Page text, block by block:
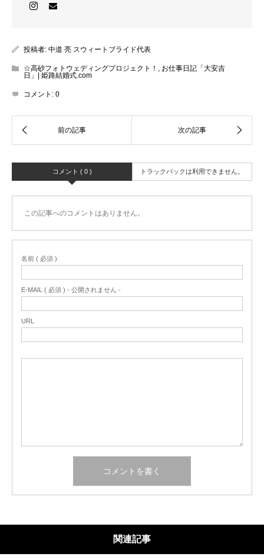
投稿者: 中道 亮 スウィートブライド代表
☆高砂フォトウェディングプロジェクト！ , お仕事日記「大安吉
日」| 姫路結婚式.com
コメント: 0
コメント ( 0 ) トラックバックは利用できません。
この記事へのコメントはありません。
名前 ( 必須 )
E-MAIL ( 必須 ) - 公開されません -
URL
関連記事